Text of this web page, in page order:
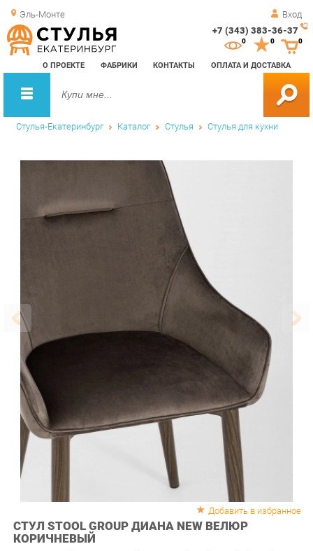
Эль-Монте Вход
+7 (343) 383-36-37
О ПРОЕКТЕ ФАБРИКИ КОНТАКТЫ ОПЛАТА И ДОСТАВКА
0 0
Стулья-Екатеринбург Каталог Стулья Стулья для кухни
Добавить в избранное
СТУЛ STOOL GROUP ДИАНА NEW ВЕЛЮР
Стул кухонный Диана с мягкой велюровой мебельной обивкой станет
украшением любого помещения